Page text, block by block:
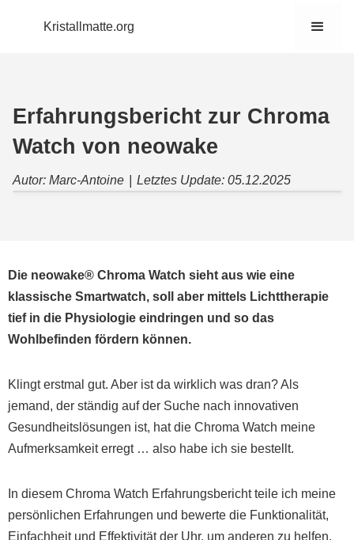
Kristallmatte.org
Erfahrungsbericht zur Chroma
Watch von neowake
Autor: Marc-Antoine Letztes Update: 05.12.2025
Die neowake® Chroma Watch sieht aus wie eine
klassische Smartwatch, soll aber mittels Lichttherapie
tief in die Physiologie eindringen und so das
Wohlbefinden fördern können.
Klingt erstmal gut. Aber ist da wirklich was dran? Als
jemand, der ständig auf der Suche nach innovativen
Gesundheitslösungen ist, hat die Chroma Watch meine
Aufmerksamkeit erregt … also habe ich sie bestellt.
In diesem Chroma Watch Erfahrungsbericht teile ich meine
persönlichen Erfahrungen und bewerte die Funktionalität,
Einfachheit und Effektivität der Uhr, um anderen zu helfen,